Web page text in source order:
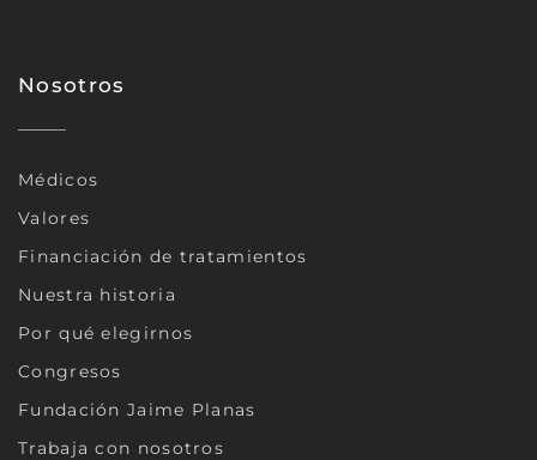
Nosotros
Médicos
Valores
Financiación de tratamientos
Nuestra historia
Por qué elegirnos
Congresos
Fundación Jaime Planas
Trabaja con nosotros